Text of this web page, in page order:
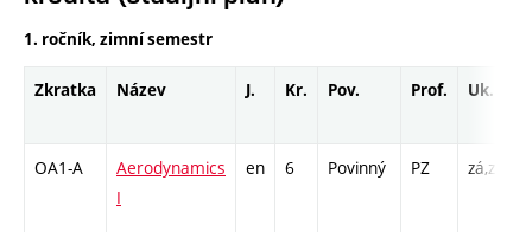
1. ročník, zimní semestr
Zkratka Název J. Kr. Pov. Prof. Uk.
OA1-A
Aerodynamics
I
en 6 Povinný PZ zá,zk